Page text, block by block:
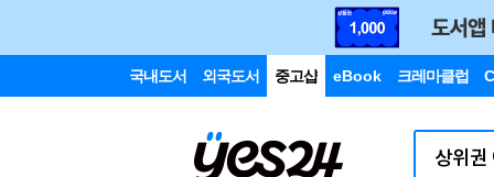
국내도서 외국도서 중고샵 eBook 크레마클럽